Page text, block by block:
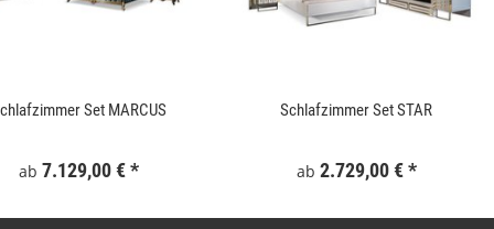
Set MARCUS
ab 7.129,00 € *
Schlafzimmer Set STAR
ab 2.729,00 € *